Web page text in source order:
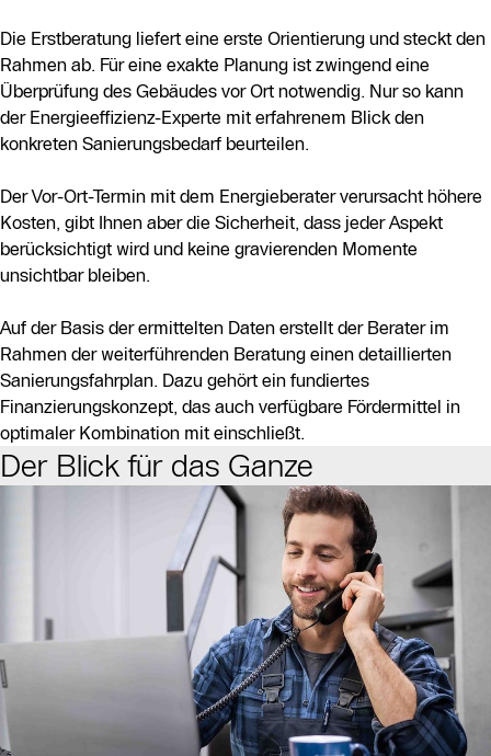
Die Erstberatung liefert eine erste Orientierung und steckt den
Rahmen ab. Für eine exakte Planung ist zwingend eine
Überprüfung des Gebäudes vor Ort notwendig. Nur so kann
der Energieeffizienz-Experte mit erfahrenem Blick den
konkreten Sanierungsbedarf beurteilen.
Der Vor-Ort-Termin mit dem Energieberater verursacht höhere
Kosten, gibt Ihnen aber die Sicherheit, dass jeder Aspekt
berücksichtigt wird und keine gravierenden Momente
unsichtbar bleiben.
Auf der Basis der ermittelten Daten erstellt der Berater im
Rahmen der weiterführenden Beratung einen detaillierten
Sanierungsfahrplan. Dazu gehört ein fundiertes
Finanzierungskonzept, das auch verfügbare Fördermittel in
optimaler Kombination mit einschließt.
Der Blick für das Ganze